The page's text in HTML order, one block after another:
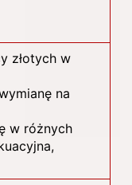
złotych w
na
w różnych